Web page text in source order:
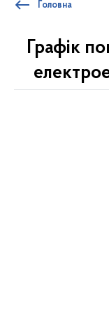
Головна
Графік